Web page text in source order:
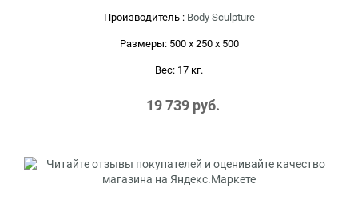
Производитель : Body Sculpture
Размеры: 500 x 250 x 500
Вес: 17 кг.
19 739 руб.